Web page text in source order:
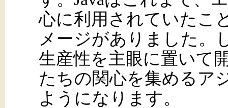
心に利用されていたこ
メージがありました。
生産性を主眼に置いて
たちの関心を集めるア
ようになります。